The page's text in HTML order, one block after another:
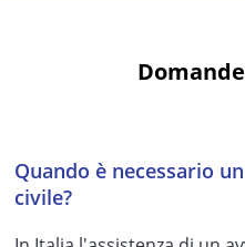
Quando è necessario
civile?